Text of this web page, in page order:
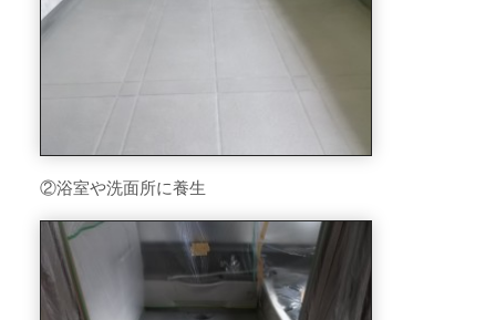
②浴室や洗面所に養生